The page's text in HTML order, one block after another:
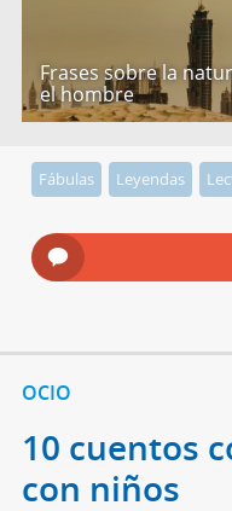
Frases sobre la
el hombre
Fábulas Leyendas
OCIO
10 cuentos
con niños